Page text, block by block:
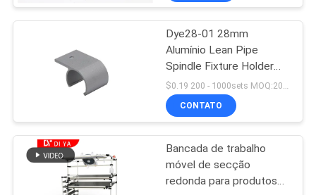
EXCURSÃO
FÁBRICA
DA
QUALIDADE
Conector magro do
tubo
164
Dye28-01 28mm
Alumínio Lean Pipe
Spindle Fixture Holder
Fixação do fecho do
fecho da placa fixa
CONTATO
Bancada de trabalho
móvel de secção
redonda para produtos